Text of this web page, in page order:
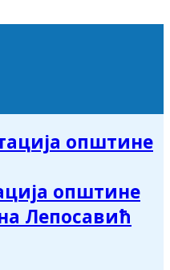
општине
Лепосавић